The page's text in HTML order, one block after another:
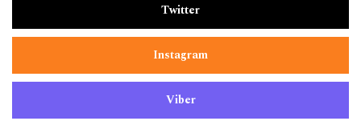
Twitter
Instagram
Viber